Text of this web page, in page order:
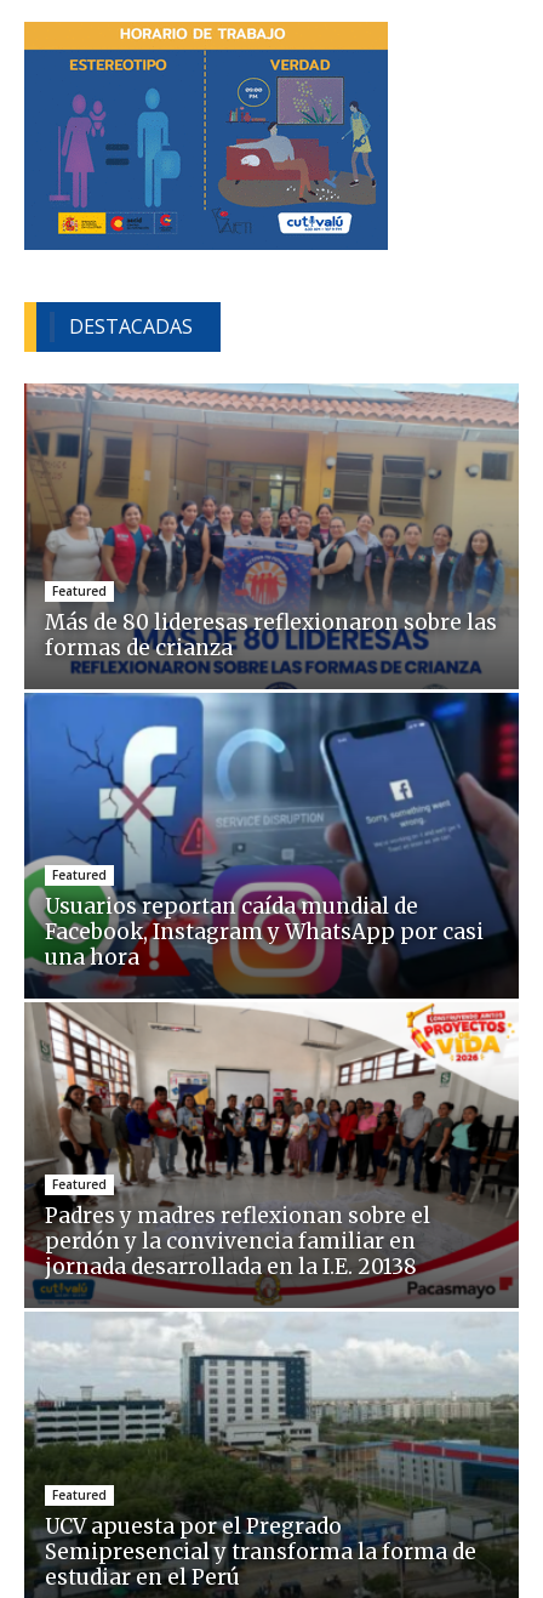
DESTACADAS
Featured
Más de 80 lideresas reflexionaron sobre las
formas de crianza
Featured
Usuarios reportan caída mundial de
Facebook, Instagram y WhatsApp por casi
una hora
Featured
Padres y madres reflexionan sobre el
perdón y la convivencia familiar en
jornada desarrollada en la I.E. 20138
Featured
UCV apuesta por el Pregrado
Semipresencial y transforma la forma de
estudiar en el Perú